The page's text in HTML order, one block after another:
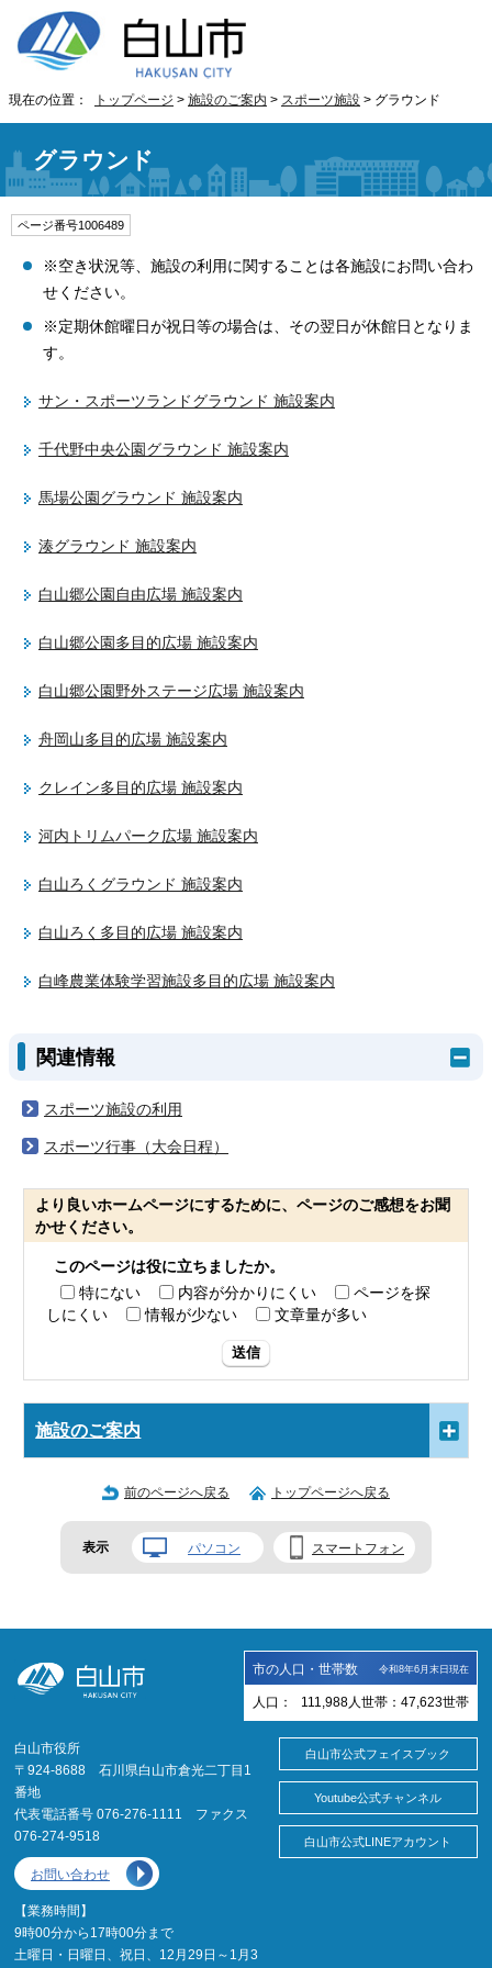
現在の位置： トップページ > 施設のご案内 > スポーツ施設 > グラウンド
グラウンド
ページ番号1006489
※空き状況等、施設の利用に関することは各施設にお問い合わ
せください。
※定期休館曜日が祝日等の場合は、その翌日が休館日となりま
す。
サン・スポーツランドグラウンド 施設案内
千代野中央公園グラウンド 施設案内
馬場公園グラウンド 施設案内
湊グラウンド 施設案内
白山郷公園自由広場 施設案内
白山郷公園多目的広場 施設案内
白山郷公園野外ステージ広場 施設案内
舟岡山多目的広場 施設案内
クレイン多目的広場 施設案内
河内トリムパーク広場 施設案内
白山ろくグラウンド 施設案内
白山ろく多目的広場 施設案内
白峰農業体験学習施設多目的広場 施設案内
関連情報
スポーツ施設の利用
スポーツ行事（大会日程）
より良いホームページにするために、ページのご感想をお聞
かせください。
このページは役に立ちましたか。
特にない
内容が分かりにくい
ページを探
しにくい
情報が少ない 文章量が多い
送信
施設のご案内
前のページへ戻る トップページへ戻る
表示 パソコン スマートフォン
市の人口・世帯数 令和8年6月末日現在
人口： 111,988 人 世帯： 47,623世帯
白山市役所
〒924-8688 石川県白山市倉光二丁目1
番地
代表電話番号 076-276-1111 ファクス
076-274-9518
お問い合わせ
【業務時間】
9時00分から17時00分まで
土曜日・日曜日、祝日、12月29日～1月3
白山市公式フェイスブック
Youtube公式チャンネル
白山市公式LINEアカウント